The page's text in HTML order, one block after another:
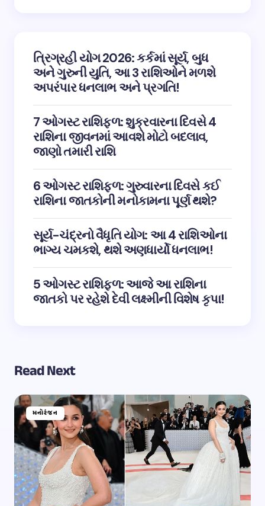
ત્રિગ્રહી યોગ 2026: કર્કમાં સૂર્ય, બુધ
અને ગુરુની યુતિ, આ 3 રાશિઓને મળશે
અપરંપાર ધનલાભ અને પ્રગતિ!
7 ઓગસ્ટ રાશિફળ: શુક્રવારના દિવસે 4
રાશિના જીવનમાં આવશે મોટો બદલાવ,
જાણો તમારી રાશિ
6 ઓગસ્ટ રાશિફળ: ગુરુવારના દિવસે કઈ
રાશિના જાતકોની મનોકામના પૂર્ણ થશે?
સૂર્ય-ચંદ્રનો વૈધૃતિ યોગ: આ 4 રાશિઓના
ભાગ્ય ચમકશે, થશે અણધાર્યો ધનલાભ!
5 ઓગસ્ટ રાશિફળ: આજે આ રાશિના
જાતકો પર રહેશે દેવી લક્ષ્મીની વિશેષ કૃપા!
Read Next
મનોરંજન